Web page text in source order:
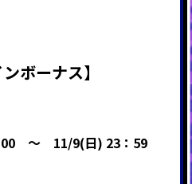
ボーナス】
00 ～ 11/9(日) 23：59